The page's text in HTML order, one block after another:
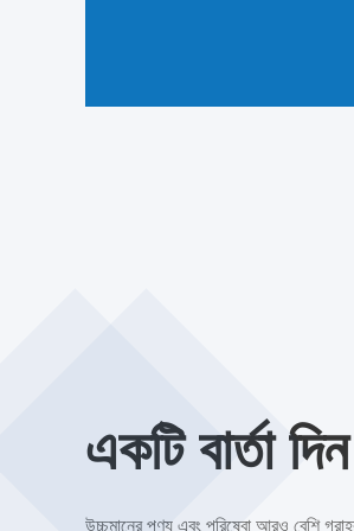
একটি বার্তা দিন
উচ্চমানের পণ্য এবং পরিষেবা আরও বেশি